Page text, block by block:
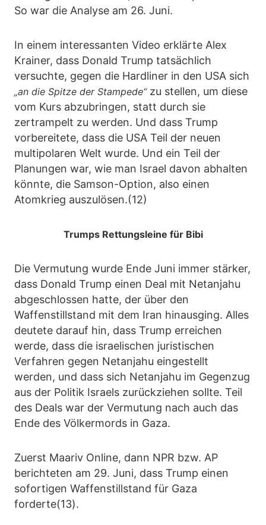
So war die Analyse am 26. Juni.
In einem interessanten Video erklärte Alex
Krainer, dass Donald Trump tatsächlich
versuchte, gegen die Hardliner in den USA sich
„an die Spitze der Stampede“ zu stellen, um diese
vom Kurs abzubringen, statt durch sie
zertrampelt zu werden. Und dass Trump
vorbereitete, dass die USA Teil der neuen
multipolaren Welt wurde. Und ein Teil der
Planungen war, wie man Israel davon abhalten
könnte, die Samson-Option, also einen
Atomkrieg auszulösen.(12)
Trumps Rettungsleine für Bibi
Die Vermutung wurde Ende Juni immer stärker,
dass Donald Trump einen Deal mit Netanjahu
abgeschlossen hatte, der über den
Waffenstillstand mit dem Iran hinausging. Alles
deutete darauf hin, dass Trump erreichen
werde, dass die israelischen juristischen
Verfahren gegen Netanjahu eingestellt
werden, und dass sich Netanjahu im Gegenzug
aus der Politik Israels zurückziehen sollte. Teil
des Deals war der Vermutung nach auch das
Ende des Völkermords in Gaza.
Zuerst Maariv Online, dann NPR bzw. AP
berichteten am 29. Juni, dass Trump einen
sofortigen Waffenstillstand für Gaza
forderte(13).